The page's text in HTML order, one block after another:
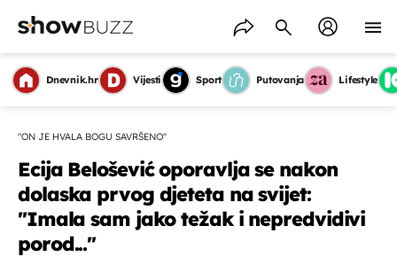
Dnevnik.hr Vijesti Sport Putovanja Lifestyle
"ON JE HVALA BOGU SAVRŠENO"
Ecija Belošević oporavlja se nakon
dolaska prvog djeteta na svijet:
''Imala sam jako težak i nepredvidivi
porod...''